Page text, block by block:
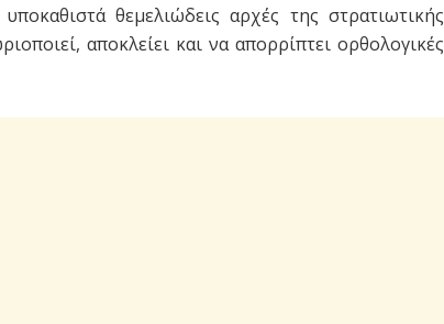
θεμελιώδεις αρχές της στρατιωτικής
αποκλείει και να απορρίπτει ορθολογικές